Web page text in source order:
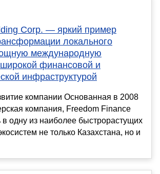
Corp. — яркий пример
локального
международную
финансовой и
инфраструктурой
Основанная в 2008
компания, Freedom Finance
в одну из наиболее быстрорастущих
не только Казахстана, но и